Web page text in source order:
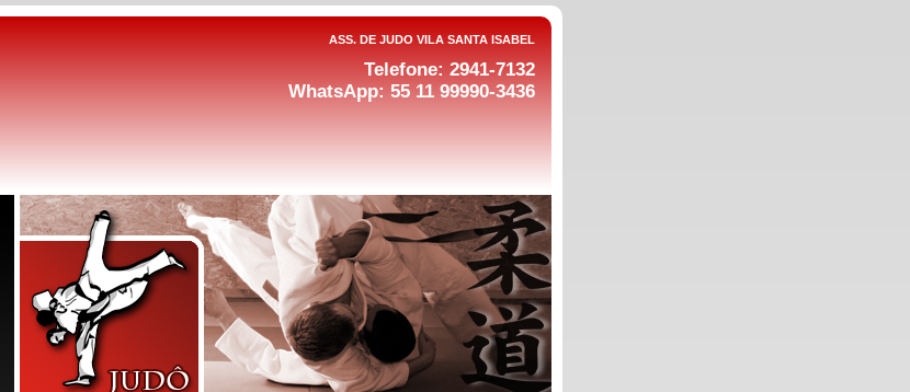
ASS. DE JUDO VILA SANTA ISABEL
Telefone: 2941-7132
WhatsApp: 55 11 99990-3436